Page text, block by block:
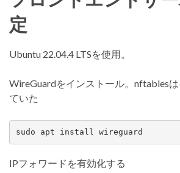
定
Ubuntu 22.04.4 LTSを使用。
WireGuardをインストール。nftables
ていた
sudo apt install wireguard
IPフォワードを有効化する